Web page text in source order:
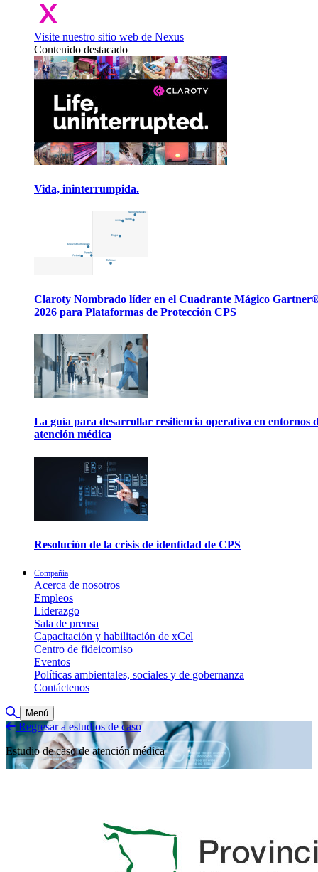
Visite nuestro sitio web de Nexus
Contenido destacado
Vida, ininterrumpida.
Claroty Nombrado líder en el Cuadrante Mágico
2026 para Plataformas de Protección CPS
La guía para desarrollar resiliencia operativa en entornos
atención médica
Resolución de la crisis de identidad de CPS
Compañía
Acerca de nosotros
Empleos
Liderazgo
Sala de prensa
Capacitación y habilitación de xCel
Centro de fideicomiso
Eventos
Políticas ambientales, sociales y de gobernanza
Contáctenos
Alternar búsqueda
Menú
Regresar a estudios de caso
Estudio de caso de atención médica